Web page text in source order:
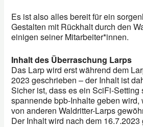
Es ist also alles bereit für ein
Gestalten mit Rückhalt durch den
einigen seiner Mitarbeiter*innen.
Inhalt des Überraschung Larps
Das Larp wird erst während dem
2023 geschrieben – der Inhalt ist
Sicher ist, dass es ein SciFi-Setting
spannende bpb-Inhalte geben wird,
von anderen Waldritter-Larps
Der Inhalt wird nach dem